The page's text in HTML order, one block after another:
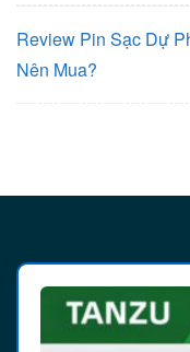
Review Pin Sạc Dự
Nên Mua?